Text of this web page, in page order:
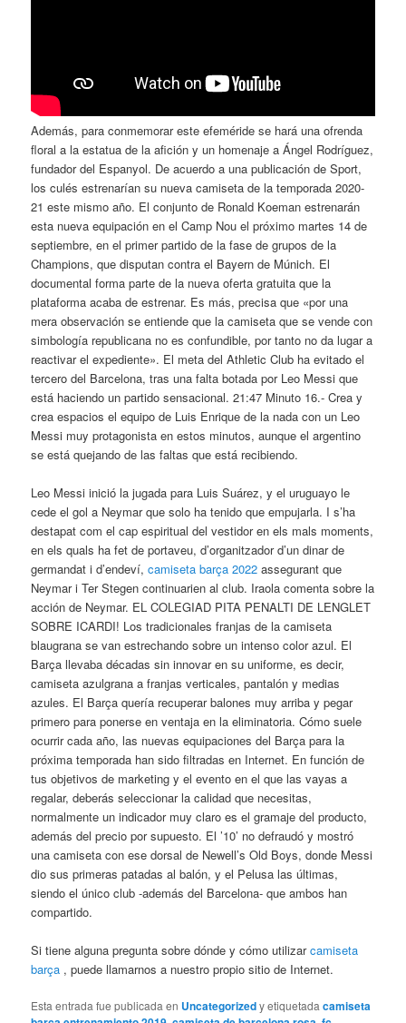
Además, para conmemorar este efeméride se hará una ofrenda
floral a la estatua de la afición y un homenaje a Ángel Rodríguez,
fundador del Espanyol. De acuerdo a una publicación de Sport,
los culés estrenarían su nueva camiseta de la temporada 2020-
21 este mismo año. El conjunto de Ronald Koeman estrenarán
esta nueva equipación en el Camp Nou el próximo martes 14 de
septiembre, en el primer partido de la fase de grupos de la
Champions, que disputan contra el Bayern de Múnich. El
documental forma parte de la nueva oferta gratuita que la
plataforma acaba de estrenar. Es más, precisa que «por una
mera observación se entiende que la camiseta que se vende con
simbología republicana no es confundible, por tanto no da lugar a
reactivar el expediente». El meta del Athletic Club ha evitado el
tercero del Barcelona, tras una falta botada por Leo Messi que
está haciendo un partido sensacional. 21:47 Minuto 16.- Crea y
crea espacios el equipo de Luis Enrique de la nada con un Leo
Messi muy protagonista en estos minutos, aunque el argentino
se está quejando de las faltas que está recibiendo.
Leo Messi inició la jugada para Luis Suárez, y el uruguayo le
cede el gol a Neymar que solo ha tenido que empujarla. I s’ha
destapat com el cap espiritual del vestidor en els mals moments,
en els quals ha fet de portaveu, d’organitzador d’un dinar de
germandat i d’endeví,camiseta barça 2022 assegurant que
Neymar i Ter Stegen continuarien al club. Iraola comenta sobre la
acción de Neymar. EL COLEGIAD PITA PENALTI DE LENGLET
SOBRE ICARDI! Los tradicionales franjas de la camiseta
blaugrana se van estrechando sobre un intenso color azul. El
Barça llevaba décadas sin innovar en su uniforme, es decir,
camiseta azulgrana a franjas verticales, pantalón y medias
azules. El Barça quería recuperar balones muy arriba y pegar
primero para ponerse en ventaja en la eliminatoria. Cómo suele
ocurrir cada año, las nuevas equipaciones del Barça para la
próxima temporada han sido filtradas en Internet. En función de
tus objetivos de marketing y el evento en el que las vayas a
regalar, deberás seleccionar la calidad que necesitas,
normalmente un indicador muy claro es el gramaje del producto,
además del precio por supuesto. El ’10’ no defraudó y mostró
una camiseta con ese dorsal de Newell’s Old Boys, donde Messi
dio sus primeras patadas al balón, y el Pelusa las últimas,
siendo el único club -además del Barcelona- que ambos han
compartido.
Si tiene alguna pregunta sobre dónde y cómo utilizarcamiseta
barça , puede llamarnos a nuestro propio sitio de Internet.
Esta entrada fue publicada en Uncategorizedy etiquetadacamiseta